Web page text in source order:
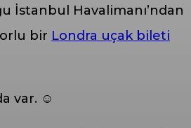
İstanbul Havalimanı’ndan
bir Londra uçak bileti
var. ☺